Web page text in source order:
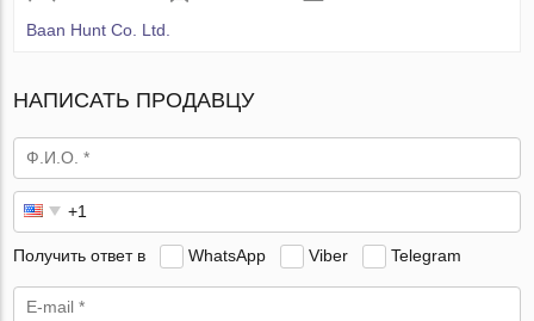
Baan Hunt Co. Ltd.
НАПИСАТЬ ПРОДАВЦУ
Получить ответ в WhatsApp Viber Telegram